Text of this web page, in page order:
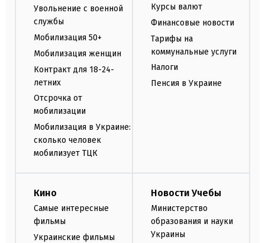
Увольнение с военной
службы
Мобилизация 50+
Мобилизация женщин
Контракт для 18-24-
летних
Отсрочка от
мобилизации
Мобилизация в Украине:
сколько человек
мобилизует ТЦК
Курсы валют
Финансовые новости
Тарифы на
коммунальные услуги
Налоги
Пенсия в Украине
Кино
Самые интересные
фильмы
Украинские фильмы
Новости Учебы
Министерство
образования и науки
Украины